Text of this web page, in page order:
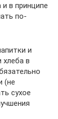
в принципе
по-
и
в
(не
сухое